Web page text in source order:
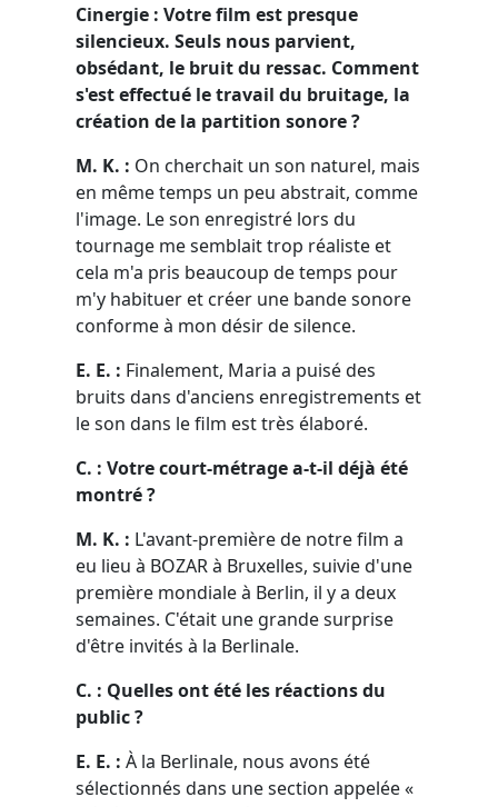
Cinergie : Votre film est presque
silencieux. Seuls nous parvient,
obsédant, le bruit du ressac. Comment
s'est effectué le travail du bruitage, la
création de la partition sonore ?
M. K. : On cherchait un son naturel, mais
en même temps un peu abstrait, comme
l'image. Le son enregistré lors du
tournage me semblait trop réaliste et
cela m'a pris beaucoup de temps pour
m'y habituer et créer une bande sonore
conforme à mon désir de silence.
E. E. : Finalement, Maria a puisé des
bruits dans d'anciens enregistrements et
le son dans le film est très élaboré.
C. : Votre court-métrage a-t-il déjà été
montré ?
M. K. : L'avant-première de notre film a
eu lieu à BOZAR à Bruxelles, suivie d'une
première mondiale à Berlin, il y a deux
semaines. C'était une grande surprise
d'être invités à la Berlinale.
C. : Quelles ont été les réactions du
public ?
E. E. : À la Berlinale, nous avons été
sélectionnés dans une section appelée «